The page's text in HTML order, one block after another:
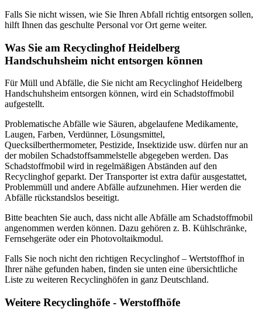
Falls Sie nicht wissen, wie Sie Ihren Abfall richtig entsorgen sollen,
hilft Ihnen das geschulte Personal vor Ort gerne weiter.
Was Sie am Recyclinghof Heidelberg
Handschuhsheim nicht entsorgen können
Für Müll und Abfälle, die Sie nicht am Recyclinghof Heidelberg
Handschuhsheim entsorgen können, wird ein Schadstoffmobil
aufgestellt.
Problematische Abfälle wie Säuren, abgelaufene Medikamente,
Laugen, Farben, Verdünner, Lösungsmittel,
Quecksilberthermometer, Pestizide, Insektizide usw. dürfen nur an
der mobilen Schadstoffsammelstelle abgegeben werden. Das
Schadstoffmobil wird in regelmäßigen Abständen auf den
Recyclinghof geparkt. Der Transporter ist extra dafür ausgestattet,
Problemmüll und andere Abfälle aufzunehmen. Hier werden die
Abfälle rückstandslos beseitigt.
Bitte beachten Sie auch, dass nicht alle Abfälle am Schadstoffmobil
angenommen werden können. Dazu gehören z. B. Kühlschränke,
Fernsehgeräte oder ein Photovoltaikmodul.
Falls Sie noch nicht den richtigen Recyclinghof – Wertstoffhof in
Ihrer nähe gefunden haben, finden sie unten eine übersichtliche
Liste zu weiteren Recyclinghöfen in ganz Deutschland.
Weitere Recyclinghöfe - Werstoffhöfe